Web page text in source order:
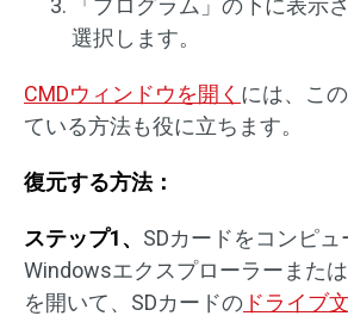
「プログラム」の下に表示
選択します。
CMDウィンドウを開く には、こ
ている方法も役に立ちます。
復元する方法：
ステップ1、 SDカードをコンピュ
Windowsエクスプローラーまたは
を開いて、SDカードの ドライブ